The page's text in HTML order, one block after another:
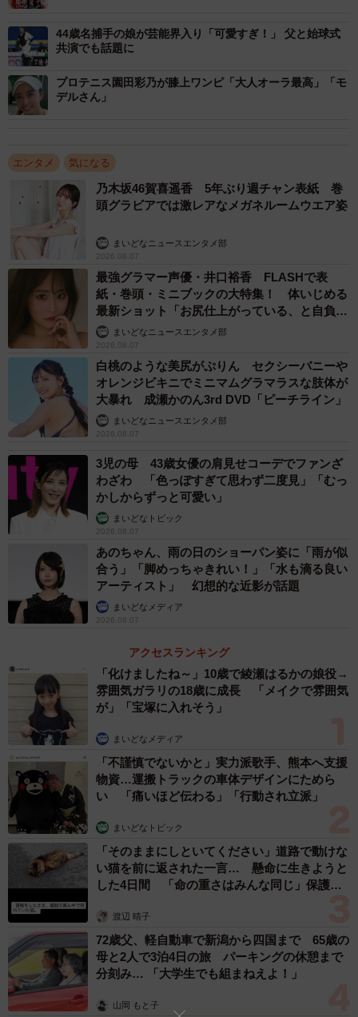
3/4
広瀬アリスさん
【1位：広瀬アリス】
柄を演じる中で培われてきた演技力の高さなどが魅力で
す。芸能活動の開始とともに次々とドラマ・映画に出演
し、ティーン向けファッション雑誌のモデルなども務めて
きました。
ドラマ『知ってるワイフ（2021年）』『探偵が早すぎる
（2018年）』などでメインキャストを務め、若手人気女優
の仲間入りを果たします。近年の主な出演作は、ドラマ
『マイ・セカンド・アオハル（2023年）』『366日（2024
年）』などです。
4/4
二階堂ふみさん
【2位：二階堂ふみ】
1994年9月生まれの女優です。ティーン向けのファッショ
ン誌などでモデルを務め、映画『ガマの油（2009年）』に
出演して話題に。NHK連続テレビ小説『エール（2020
年）』では、主人公の妻・古山（関内）音役を好演しまし
た。近年の主な出演作は、ドラマ『VIVANT（2023年）』
『Eye Love You（2024年）』などです。
44歳名捕手の娘が芸能界入り「可愛すぎ！」 父と始球式
共演でも話題に
プロテニス園田彩乃が膝上ワンピ「大人オーラ最高」「モ
デルさん」
エンタメ 気になる
乃木坂46賀喜遥香 5年ぶり週チャン表紙 巻
頭グラビアでは激レアなメガネルームウエア姿
まいどなニュースエンタメ部
2026.08.07
最強グラマー声優・井口裕香 FLASHで表
紙・巻頭・ミニブックの大特集！ 体いじめる
最新ショット「お尻仕上がっている、と自負し
ています」「いくつになっても理想の身体でい
たい」
まいどなニュースエンタメ部
2026.08.07
白桃のような美尻がぷりん セクシーバニーや
オレンジビキニでミニマムグラマラスな肢体が
大暴れ 成瀬かのん3rd DVD「ピーチライン」
まいどなニュースエンタメ部
2026.08.07
3児の母 43歳女優の肩見せコーデでファンざ
わざわ 「色っぽすぎて思わず二度見」「むっ
かしからずっと可愛い」
まいどなトピック
2026.08.07
あのちゃん、雨の日のショーパン姿に「雨が似
合う」「脚めっちゃきれい！」「水も滴る良い
アーティスト」 幻想的な近影が話題
まいどなメディア
2026.08.07
アクセスランキング
「化けましたね～」10歳で綾瀬はるかの娘役→
雰囲気ガラリの18歳に成長 「メイクで雰囲気
が」「宝塚に入れそう」
まいどなメディア
「不謹慎でないかと」実力派歌手、熊本へ支援
物資…運搬トラックの車体デザインにためら
い 「痛いほど伝わる」「行動され立派」
まいどなトピック
「そのままにしといてください」道路で動けな
い猫を前に返された一言… 懸命に生きようと
した4日間 「命の重さはみんな同じ」保護団
渡辺 晴子
72歳父、軽自動車で新潟から四国まで 65歳の
母と2人で3泊4日の旅 パーキングの休憩まで
分刻み… 「大学生でも組まねえよ！」
山岡 もと子